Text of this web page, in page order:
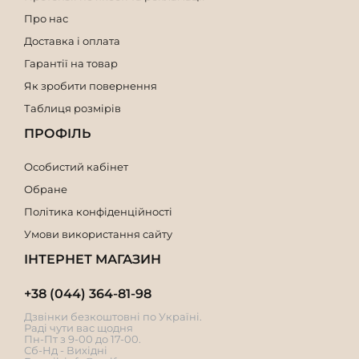
Про нас
Доставка і оплата
Гарантії на товар
Як зробити повернення
Таблиця розмірів
ПРОФІЛЬ
Особистий кабінет
Обране
Політика конфіденційності
Умови використання сайту
ІНТЕРНЕТ МАГАЗИН
+38 (044) 364-81-98
Дзвінки безкоштовні по Україні.
Раді чути вас щодня
Пн-Пт з 9-00 до 17-00.
Сб-Нд - Вихідні